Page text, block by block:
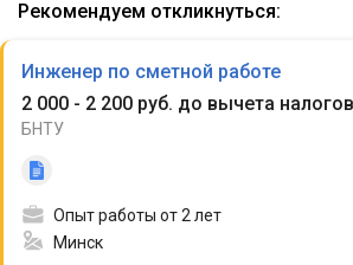
Рекомендуем откликнуться:
Инженер по сметной работе
2 000 - 2 200 руб. до вычета налогов
БНТУ
Опыт работы от 2 лет
Минск